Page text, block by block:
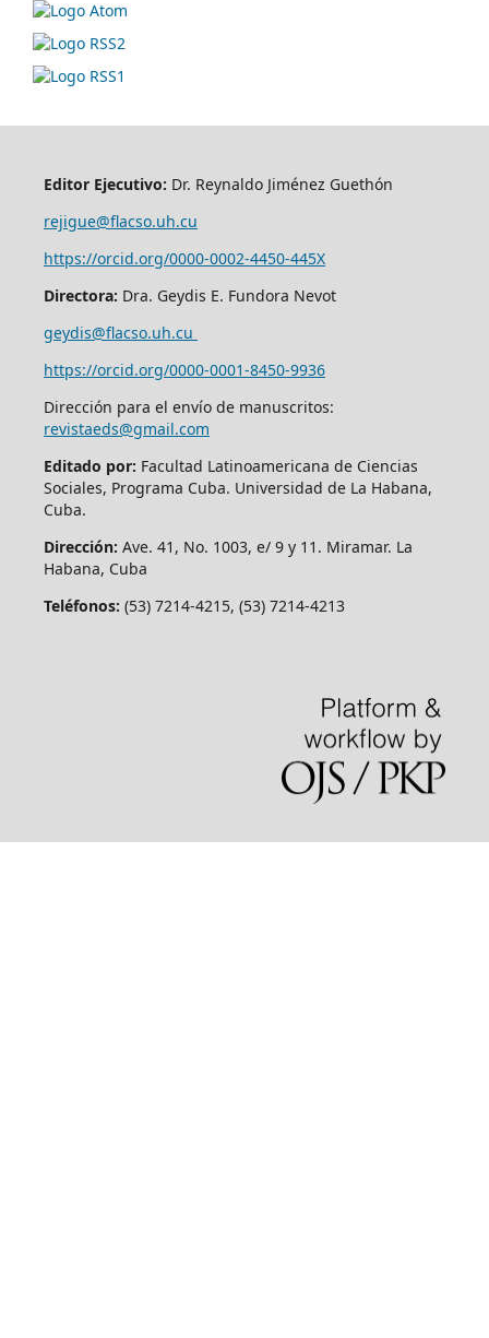
Editor Ejecutivo: Dr. Reynaldo Jiménez Guethón
rejigue@flacso.uh.cu
https://orcid.org/0000-0002-4450-445X
Directora: Dra. Geydis E. Fundora Nevot
geydis@flacso.uh.cu
https://orcid.org/0000-0001-8450-9936
Dirección para el envío de manuscritos:
revistaeds@gmail.com
Editado por: Facultad Latinoamericana de Ciencias
Sociales, Programa Cuba. Universidad de La Habana,
Cuba.
Dirección: Ave. 41, No. 1003, e/ 9 y 11. Miramar. La
Habana, Cuba
Teléfonos: (53) 7214-4215, (53) 7214-4213